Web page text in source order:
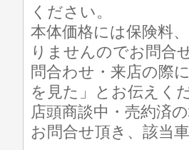
ください。
本体価格には保険料
りませんのでお問合
問合わせ・来店の際
を見た」とお伝えく
店頭商談中・売約済
お問合せ頂き、該当